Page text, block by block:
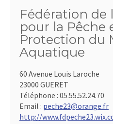
Fédération de
pour la Pêche
Protection du
Aquatique
60 Avenue Louis Laroche
23000 GUERET
Téléphone : 05.55.52.24.70
Email : peche23@orange.fr
http://